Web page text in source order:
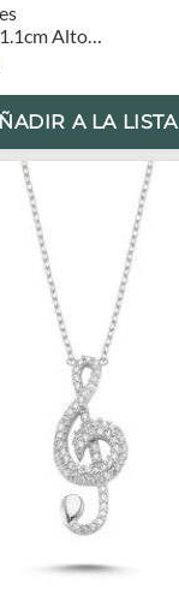
Alto
A LA LISTA